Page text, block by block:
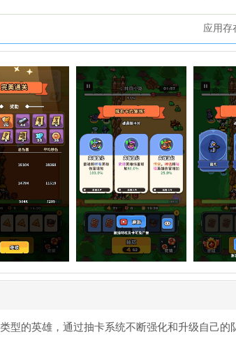
应用存
型的英雄，通过抽卡系统不断强化和升级自己的